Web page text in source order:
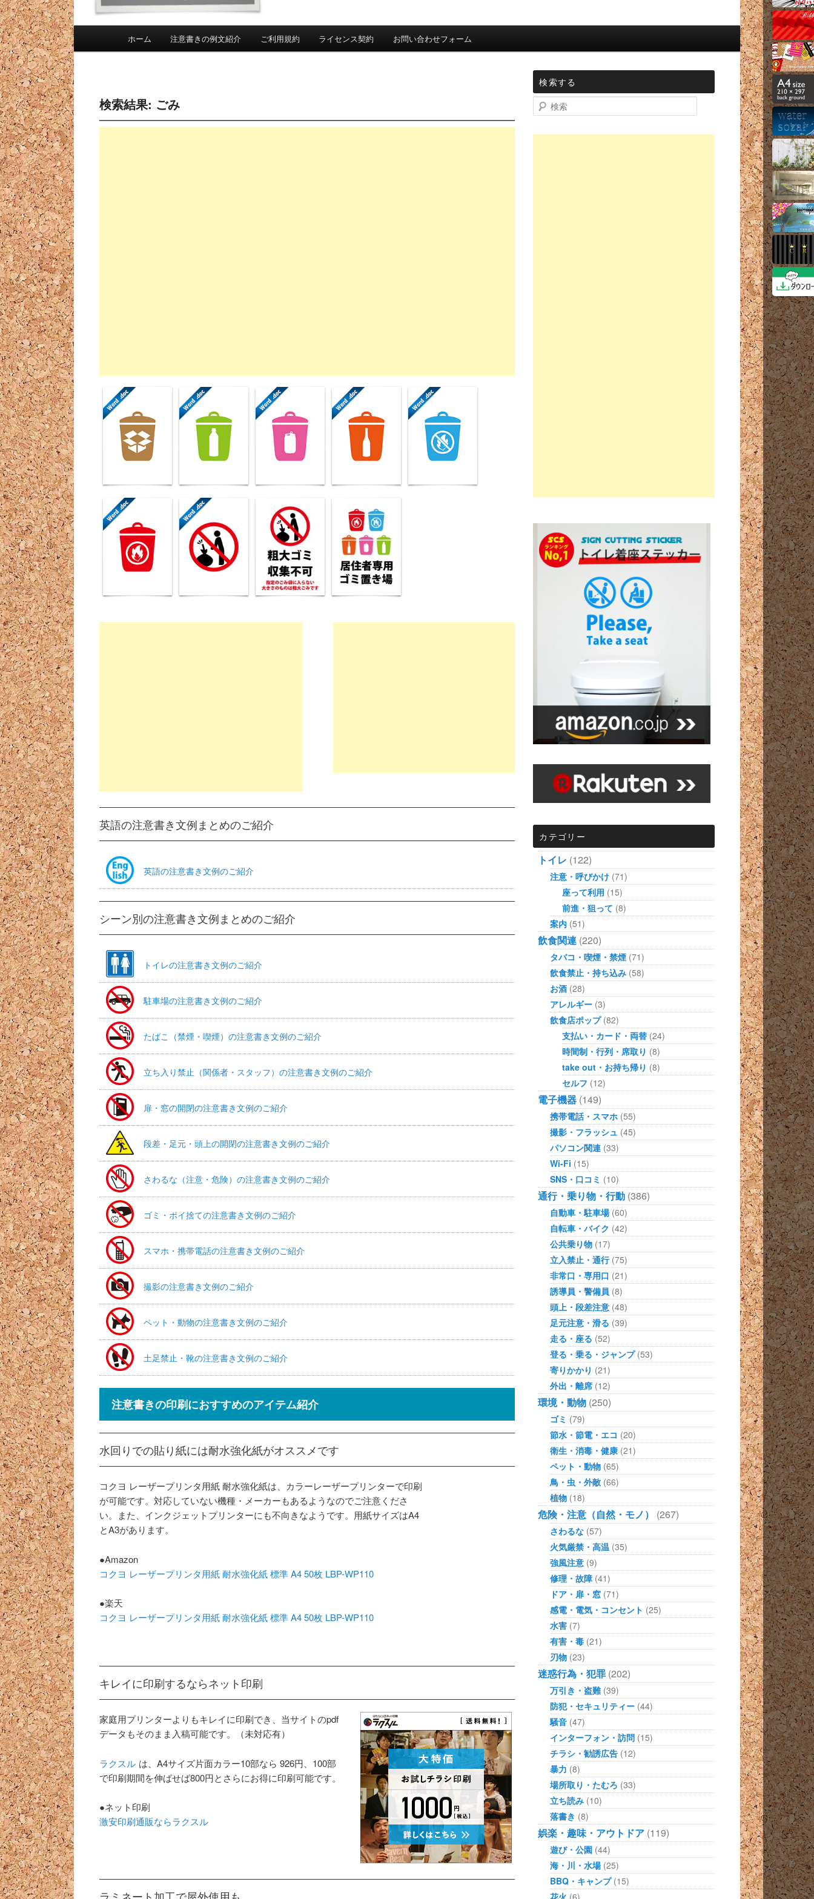
メインコンテンツへ移動
サブコンテンツへ移動
ホーム 注意書きの例文紹介 ご利用規約 ライセンス契約 お問い合わせフォーム
検索結果: ごみ
英語の注意書き文例まとめのご紹介
英語の注意書き文例のご紹介
シーン別の注意書き文例まとめのご紹介
トイレの注意書き文例のご紹介
駐車場の注意書き文例のご紹介
たばこ（禁煙・喫煙）の注意書き文例のご紹介
立ち入り禁止（関係者・スタッフ）の注意書き文例のご紹介
扉・窓の開閉の注意書き文例のご紹介
段差・足元・頭上の開閉の注意書き文例のご紹介
さわるな（注意・危険）の注意書き文例のご紹介
ゴミ・ポイ捨ての注意書き文例のご紹介
スマホ・携帯電話の注意書き文例のご紹介
撮影の注意書き文例のご紹介
ペット・動物の注意書き文例のご紹介
土足禁止・靴の注意書き文例のご紹介
注意書きの印刷におすすめのアイテム紹介
水回りでの貼り紙には耐水強化紙がオススメです
コクヨ レーザープリンタ用紙 耐水強化紙は、カラーレーザープリンターで印刷
が可能です。対応していない機種・メーカーもあるようなのでご注意くださ
い。また、インクジェットプリンターにも不向きなようです。用紙サイズはA4
とA3があります。
●Amazon
コクヨ レーザープリンタ用紙 耐水強化紙 標準 A4 50枚 LBP-WP110
●楽天
コクヨ レーザープリンタ用紙 耐水強化紙 標準 A4 50枚 LBP-WP110
キレイに印刷するならネット印刷
家庭用プリンターよりもキレイに印刷でき、当サイトのpdf
データもそのまま入稿可能です。（未対応有）
ラクスル は、A4サイズ片面カラー10部なら 926円、100部
で印刷期間を伸ばせば800円とさらにお得に印刷可能です。
●ネット印刷
激安印刷通販ならラクスル
検索する
検索
カテゴリー
トイレ (122)
注意・呼びかけ (71)
座って利用 (15)
前進・狙って (8)
案内 (51)
飲食関連 (220)
タバコ・喫煙・禁煙 (71)
飲食禁止・持ち込み (58)
お酒 (28)
アレルギー (3)
飲食店ポップ(82)
支払い・カード・両替 (24)
時間制・行列・席取り (8)
take out・お持ち帰り (8)
セルフ (12)
電子機器 (149)
携帯電話・スマホ (55)
撮影・フラッシュ (45)
パソコン関連 (33)
Wi-Fi (15)
SNS・口コミ (10)
通行・乗り物・行動 (386)
自動車・駐車場(60)
自転車・バイク (42)
公共乗り物 (17)
立入禁止・通行(75)
非常口・専用口 (21)
誘導員・警備員 (8)
頭上・段差注意 (48)
足元注意・滑る (39)
走る・座る (52)
登る・乗る・ジャンプ(53)
寄りかかり (21)
外出・離席 (12)
環境・動物 (250)
ゴミ (79)
節水・節電・エコ (20)
衛生・消毒・健康 (21)
ペット・動物 (65)
鳥・虫・外敵 (66)
植物 (18)
危険・注意（自然・モノ） (267)
さわるな (57)
火気厳禁・高温 (35)
強風注意 (9)
修理・故障 (41)
ドア・扉・窓 (71)
感電・電気・コンセント (25)
水害 (7)
有害・毒 (21)
刃物 (23)
迷惑行為・犯罪 (202)
万引き・盗難(39)
防犯・セキュリティー (44)
騒音 (47)
インターフォン・訪問 (15)
チラシ・勧誘広告 (12)
暴力 (8)
場所取り・たむろ (33)
立ち読み (10)
落書き (8)
娯楽・趣味・アウトドア (119)
遊び・公園 (44)
海・川・水場(25)
BBQ・キャンプ(15)